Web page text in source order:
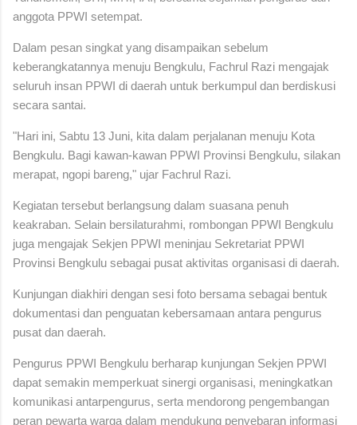
anggota PPWI setempat.
Dalam pesan singkat yang disampaikan sebelum
keberangkatannya menuju Bengkulu, Fachrul Razi mengajak
seluruh insan PPWI di daerah untuk berkumpul dan berdiskusi
secara santai.
"Hari ini, Sabtu 13 Juni, kita dalam perjalanan menuju Kota
Bengkulu. Bagi kawan-kawan PPWI Provinsi Bengkulu, silakan
merapat, ngopi bareng," ujar Fachrul Razi.
Kegiatan tersebut berlangsung dalam suasana penuh
keakraban. Selain bersilaturahmi, rombongan PPWI Bengkulu
juga mengajak Sekjen PPWI meninjau Sekretariat PPWI
Provinsi Bengkulu sebagai pusat aktivitas organisasi di daerah.
Kunjungan diakhiri dengan sesi foto bersama sebagai bentuk
dokumentasi dan penguatan kebersamaan antara pengurus
pusat dan daerah.
Pengurus PPWI Bengkulu berharap kunjungan Sekjen PPWI
dapat semakin memperkuat sinergi organisasi, meningkatkan
komunikasi antarpengurus, serta mendorong pengembangan
peran pewarta warga dalam mendukung penyebaran informasi